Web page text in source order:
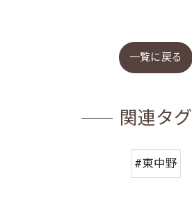
一覧に戻る
関連タグ
#東中野